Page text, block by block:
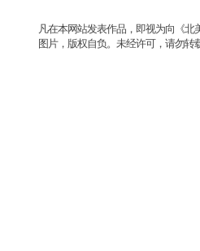
凡在本网站发表作品，即视为向《
图片，版权自负。未经许可，请勿转